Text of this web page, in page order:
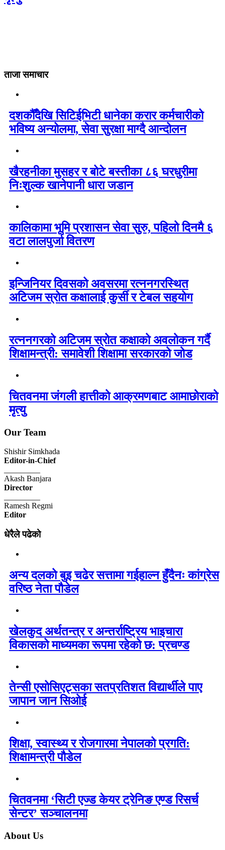
ताजा समाचार
दशकौँदेखि सिटिईभिटी धानेका करार कर्मचारीको
भविष्य अन्योलमा, सेवा सुरक्षा माग्दै आन्दोलन
खैरहनीका मुसहर र बोटे बस्तीका ८६ घरधुरीमा
निःशुल्क खानेपानी धारा जडान
कालिकामा भूमि प्रशासन सेवा सुरु, पहिलो दिनमै ६
वटा लालपुर्जा वितरण
इन्जिनियर दिवसको अवसरमा रत्ननगरस्थित
अटिजम स्रोत कक्षालाई कुर्सी र टेबल सहयोग
रत्ननगरको अटिजम स्रोत कक्षाको अवलोकन गर्दै
शिक्षामन्त्री: समावेशी शिक्षामा सरकारको जोड
चितवनमा जंगली हात्तीको आक्रमणबाट आमाछोराको
मृत्यु
Our Team
Shishir Simkhada
Editor-in-Chief
Akash Banjara
Director
Ramesh Regmi
Editor
धेरैले पढेको
अन्य दलको बुइ चढेर सत्तामा गईहाल्न हुँदैनः कांग्रेस
वरिष्ठ नेता पौडेल
खेलकुद अर्थतन्त्र र अन्तर्राष्ट्रिय भाइचारा
विकासको माध्यमका रूपमा रहेको छ: प्रचण्ड
तेन्सी एसोसिएट्सका सतप्रतिशत विद्यार्थीले पाए
जापान जान सिओई
शिक्षा, स्वास्थ्य र रोजगारमा नेपालको प्रगति:
शिक्षामन्त्री पौडेल
चितवनमा ‘सिटी एज्ड केयर ट्रेनिङ एण्ड रिसर्च
सेन्टर’ सञ्चालनमा
About Us